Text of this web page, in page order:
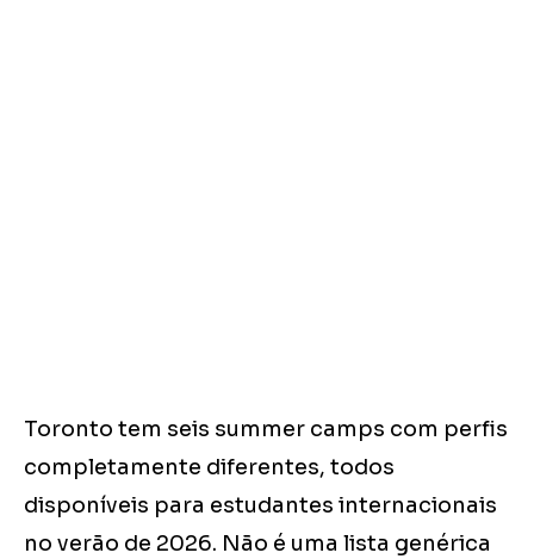
Toronto tem seis summer camps com perfis
completamente diferentes, todos
disponíveis para estudantes internacionais
no verão de 2026. Não é uma lista genérica